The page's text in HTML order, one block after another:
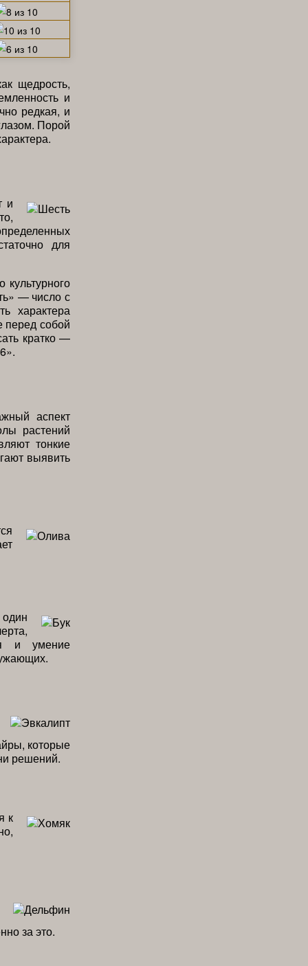
щедрость,
и
редкая, и
Порой
и
для
— число с
характера
перед собой
кратко —
аспект
растений
тонкие
выявить
и умение
которые
решений.
к
за это.